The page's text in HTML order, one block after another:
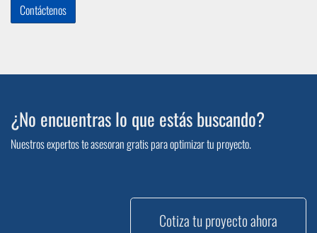
Contáctenos
¿No encuentras lo que estás buscando?
Nuestros expertos te asesoran gratis para optimizar tu proyecto.
Cotiza tu proyecto ahora